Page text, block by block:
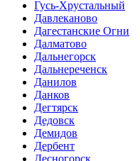
Гусь-Хрустальный
Давлеканово
Дагестанские Огни
Далматово
Дальнегорск
Дальнереченск
Данилов
Данков
Дегтярск
Дедовск
Демидов
Дербент
Десногорск